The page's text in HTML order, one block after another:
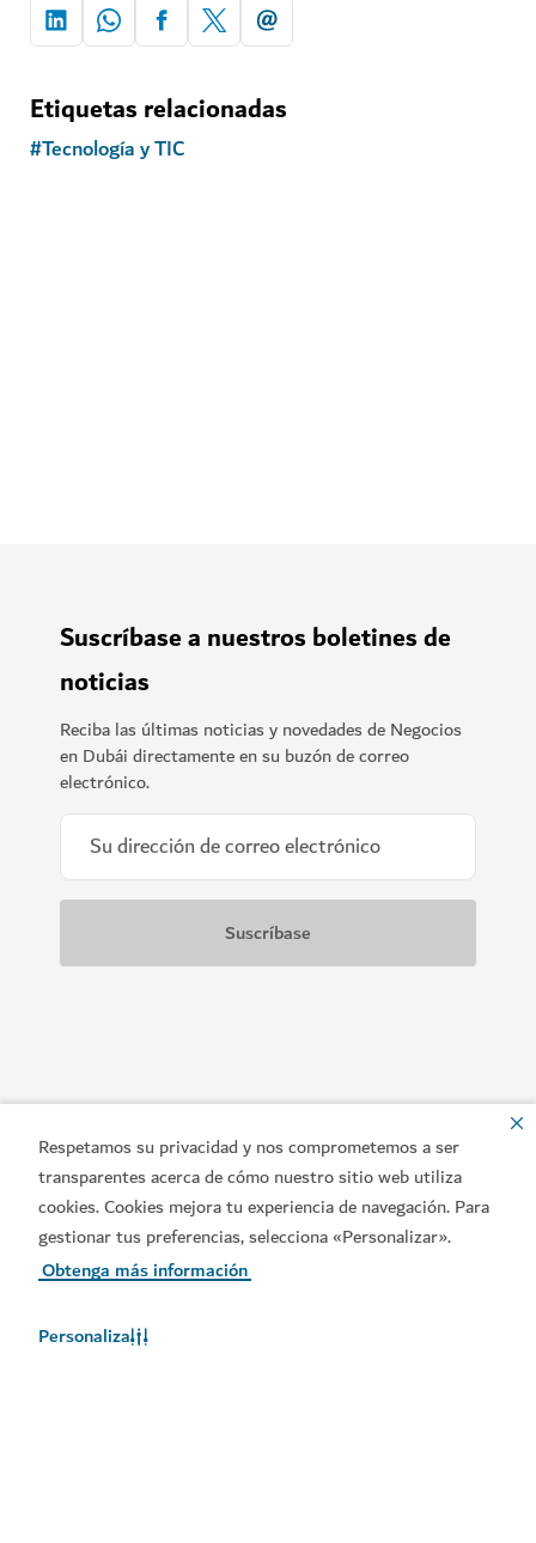
Respetamos su privacidad y nos comprometemos a ser
transparentes acerca de cómo nuestro sitio web utiliza
cookies. Cookies mejora tu experiencia de navegación. Para
gestionar tus preferencias, selecciona «Personalizar».
Obtenga más información
Personaliza
Etiquetas relacionadas
#Tecnología y TIC
Suscríbase a nuestros boletines de
noticias
Reciba las últimas noticias y novedades de Negocios
en Dubái directamente en su buzón de correo
electrónico.